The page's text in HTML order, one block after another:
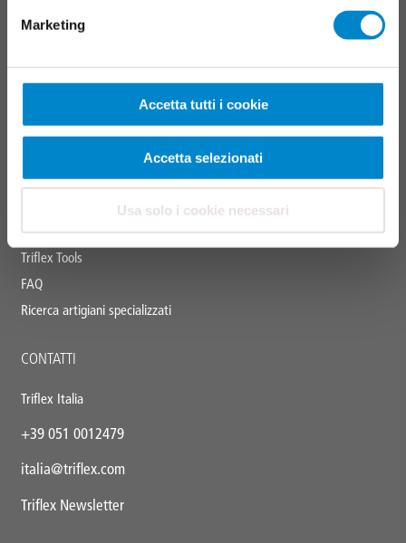
Marketing
Accetta tutti i cookie
Accetta selezionati
Usa solo i cookie necessari
CAMPI D'IMPIEGO
Centro download
Cataloghi delle prestazioni
Formazione e seminari
Triflex Tools
FAQ
Ricerca artigiani specializzati
CONTATTI
Triflex Italia
+39 051 0012479
italia@triflex.com
Triflex Newsletter